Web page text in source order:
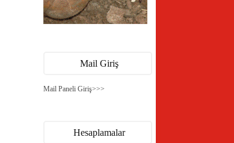
Mail Giriş
Mail Paneli Giriş>>>
Hesaplamalar